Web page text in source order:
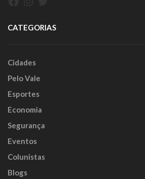
CATEGORIAS
Cidades
Pelo Vale
Esportes
Economia
Segurança
Eventos
Colunistas
Blogs